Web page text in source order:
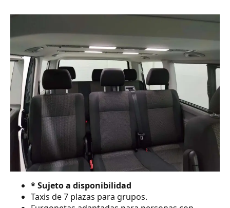
* Sujeto a disponibilidad
Taxis de 7 plazas para grupos.